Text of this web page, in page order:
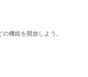
機能を開放しよう。